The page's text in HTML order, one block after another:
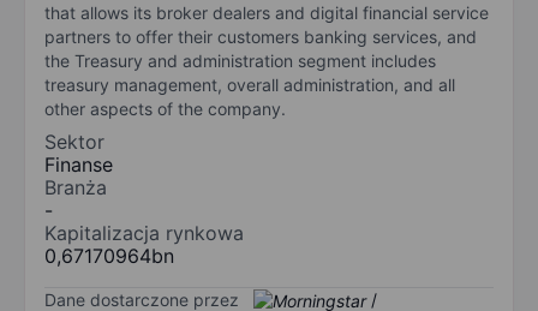
that allows its broker dealers and digital financial service
partners to offer their customers banking services, and
the Treasury and administration segment includes
treasury management, overall administration, and all
other aspects of the company.
Sektor
Finanse
Branża
-
Kapitalizacja rynkowa
0,67170964bn
Dane dostarczone przez /